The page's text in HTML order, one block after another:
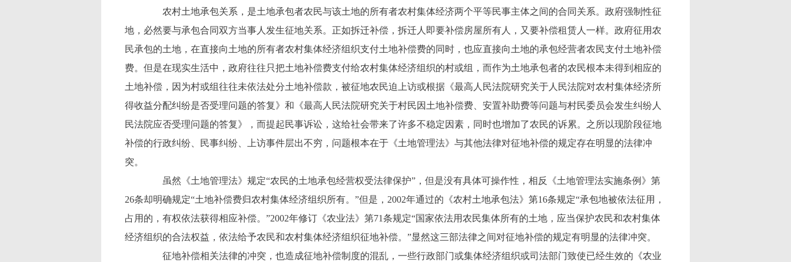
农村土地承包关系，是土地承包者农民与该土地的所有者农村集体经济两个平等民事主体之间的合同关系。政府强制性征
地，必然要与承包合同双方当事人发生征地关系。正如拆迁补偿，拆迁人即要补偿房屋所有人，又要补偿租赁人一样。政府征用农
民承包的土地，在直接向土地的所有者农村集体经济组织支付土地补偿费的同时，也应直接向土地的承包经营者农民支付土地补偿
费。但是在现实生活中，政府往往只把土地补偿费支付给农村集体经济组织的村或组，而作为土地承包者的农民根本未得到相应的
土地补偿，因为村或组往往未依法处分土地补偿款，被征地农民迫上访或根据《最高人民法院研究关于人民法院对农村集体经济所
得收益分配纠纷是否受理问题的答复》和《最高人民法院研究关于村民因土地补偿费、安置补助费等问题与村民委员会发生纠纷人
民法院应否受理问题的答复》，而提起民事诉讼，这给社会带来了许多不稳定因素，同时也增加了农民的诉累。之所以现阶段征地
补偿的行政纠纷、民事纠纷、上访事件层出不穷，问题根本在于《土地管理法》与其他法律对征地补偿的规定存在明显的法律冲
突。
虽然《土地管理法》规定“农民的土地承包经营权受法律保护”，但是没有具体可操作性，相反《土地管理法实施条例》第
26条却明确规定“土地补偿费归农村集体经济组织所有。”但是，2002年通过的《农村土地承包法》第16条规定“承包地被依法征用，
占用的，有权依法获得相应补偿。”2002年修订《农业法》第71条规定“国家依法用农民集体所有的土地，应当保护农民和农村集体
经济组织的合法权益，依法给予农民和农村集体经济组织征地补偿。”显然这三部法律之间对征地补偿的规定有明显的法律冲突。
征地补偿相关法律的冲突，也造成征地补偿制度的混乱，一些行政部门或集体经济组织或司法部门致使已经生效的《农业